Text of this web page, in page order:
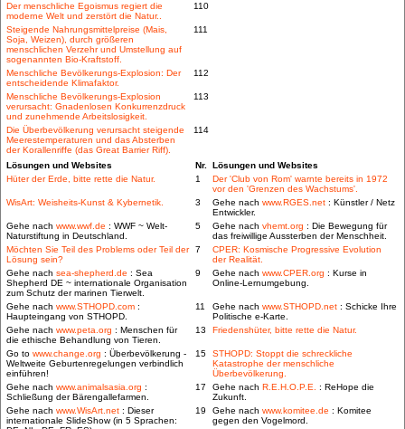
Der menschliche Egoismus regiert die
moderne Welt und zerstört die Natur..
110
Steigende Nahrungsmittelpreise (Mais,
Soja, Weizen), durch größeren
menschlichen Verzehr und Umstellung auf
sogenannten Bio-Kraftstoff.
111
Menschliche Bevölkerungs-Explosion: Der
entscheidende Klimafaktor.
112
Menschliche Bevölkerungs-Explosion
verursacht: Gnadenlosen Konkurrenzdruck
und zunehmende Arbeitslosigkeit.
113
Die Überbevölkerung verursacht steigende
Meerestemperaturen und das Absterben
der Korallenriffe (das Great Barrier Riff).
114
Lösungen und Websites Nr. Lösungen und Websites
Hüter der Erde, bitte rette die Natur.
1
Der 'Club von Rom' warnte bereits in 1972
vor den 'Grenzen des Wachstums'.
WisArt: Weisheits-Kunst & Kybernetik.
3 Gehe nach www.RGES.net : Künstler / Netz
Entwickler.
Gehe nach www.wwf.de : WWF ~ Welt-
Naturstiftung in Deutschland.
5 Gehe nach vhemt.org : Die Bewegung für
das freiwillige Aussterben der Menschheit.
Möchten Sie Teil des Problems oder Teil der
Lösung sein?
7
CPER: Kosmische Progressive Evolution
der Realität.
Gehe nach sea-shepherd.de : Sea
Shepherd DE ~ internationale Organisation
zum Schutz der marinen Tierwelt.
9 Gehe nach www.CPER.org : Kurse in
Online-Lernumgebung.
Gehe nach www.STHOPD.com :
Haupteingang von STHOPD.
11 Gehe nach www.STHOPD.net : Schicke Ihre
Politische e-Karte.
Gehe nach www.peta.org : Menschen für
die ethische Behandlung von Tieren.
13 Friedenshüter, bitte rette die Natur.
Go to www.change.org : Überbevölkerung -
Weltweite Geburtenregelungen verbindlich
einführen!
15
STHOPD: Stoppt die schreckliche
Katastrophe der menschliche
Überbevölkerung.
Gehe nach www.animalsasia.org :
Schließung der Bärengallefarmen.
17 Gehe nach R.E.H.O.P.E. : ReHope die
Zukunft.
Gehe nach www.WisArt.net : Dieser
internationale SlideShow (in 5 Sprachen:
19 Gehe nach www.komitee.de : Komitee
gegen den Vogelmord.